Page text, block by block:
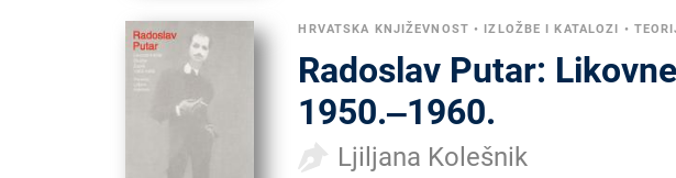
HRVATSKA KNJIŽEVNOST • IZLOŽBE I KATALOZI •
Radoslav Putar:
1950.‒1960.
Ljiljana Kolešnik